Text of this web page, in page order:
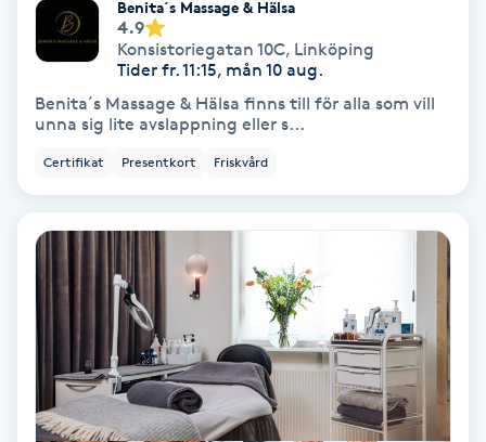
Klippning
Kosmetisk tatuering
Kostrådgivning
Kroppsinpackning
Benita´s Massage & Hälsa
4.9
Konsistoriegatan 10C, Linköping
Tider fr. 11:15, mån 10 aug.
Benita´s Massage & Hälsa finns till för alla som vill
unna sig lite avslappning eller s...
Certifikat Presentkort Friskvård